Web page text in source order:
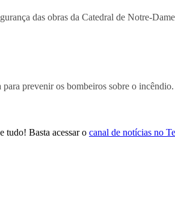
das obras da Catedral de Notre-
prevenir os bombeiros sobre o
tudo! Basta acessar o canal de notícias no